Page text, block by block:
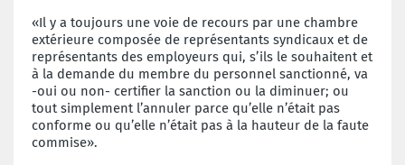
«Il y a toujours une voie de recours par une chambre
extérieure composée de représentants syndicaux et de
représentants des employeurs qui, s’ils le souhaitent et
à la demande du membre du personnel sanctionné, va
-oui ou non- certifier la sanction ou la diminuer; ou
tout simplement l’annuler parce qu’elle n’était pas
conforme ou qu’elle n’était pas à la hauteur de la faute
commise».